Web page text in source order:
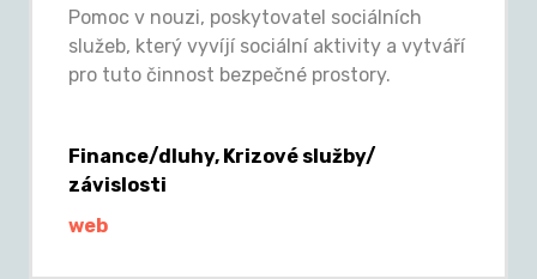
Pomoc v nouzi, poskytovatel sociálních
služeb, který vyvíjí sociální aktivity a vytváří
pro tuto činnost bezpečné prostory.
Finance/dluhy, Krizové služby/
závislosti
web